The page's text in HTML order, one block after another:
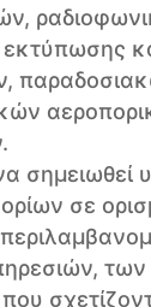
σημειωθεί
σε
των